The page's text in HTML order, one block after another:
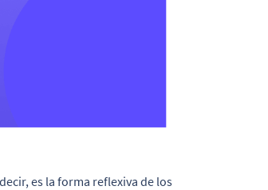
decir, es la forma reflexiva de los